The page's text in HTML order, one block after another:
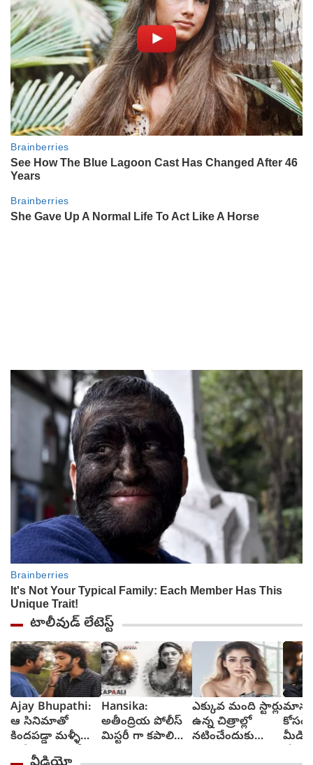
టాలీవుడ్ లేటెస్ట్
Ajay Bhupathi:
ఆ సినిమాతో
కిందపడ్డా మళ్ళీ
నచ్చే సినిమాతో పైకి
Hansika:
అతీంద్రియ పోలీస్
మిస్టరీ గా కపాలి
ఎక్కువ మంది స్టార్లు
ఉన్న చిత్రాల్లో
నటించేందుకు
కోసం